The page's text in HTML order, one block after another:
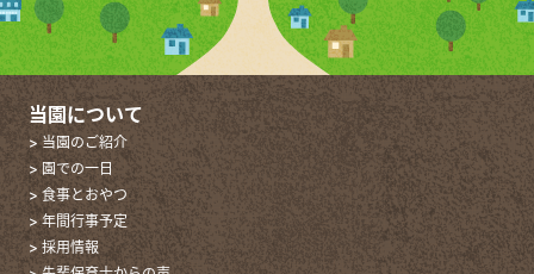
当園について
> 当園のご紹介
> 園での一日
> 食事とおやつ
> 年間行事予定
> 採用情報